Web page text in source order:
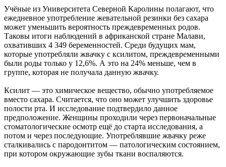
Учёные из Университета Северной Каролины полагают, что
ежедневное употребление жевательной резинки без сахара
может уменьшить вероятность преждевременных родов.
Таковы итоги наблюдений в африканской стране Малави,
охвативших 4 349 беременностей. Среди будущих мам,
которые употребляли жвачку с ксилитом, преждевременными
были роды только у 12,6%. А это на 24% меньше, чем в
группе, которая не получала данную жвачку.
Ксилит — это химическое вещество, обычно употребляемое
вместо сахара. Считается, что оно может улучшить здоровье
полости рта. И исследование подтвердило данное
предположение. Женщины проходили через первоначальные
стоматологические осмотр ещё до старта исследования, а
потом и через последующие. Употреблявшие жвачку реже
сталкивались с пародонтитом — патологическим состоянием,
при котором окружающие зубы ткани воспаляются.